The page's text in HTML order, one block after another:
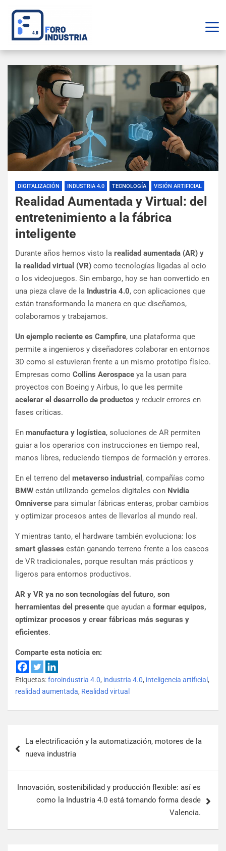
DIGITALIZACIÓN INDUSTRIA 4.0 TECNOLOGÍA VISIÓN ARTIFICIAL
Realidad Aumentada y Virtual: del
entretenimiento a la fábrica
inteligente
Durante años hemos visto la realidad aumentada (AR) y
la realidad virtual (VR) como tecnologías ligadas al ocio
o los videojuegos. Sin embargo, hoy se han convertido en
una pieza clave de la Industria 4.0, con aplicaciones que
están transformando la manera en que diseñamos,
colaboramos y trabajamos.
Un ejemplo reciente es Campfire, una plataforma que
permite a ingenieros y diseñadores colaborar en entornos
3D como si estuvieran frente a un mismo prototipo físico.
Empresas como Collins Aerospace ya la usan para
proyectos con Boeing y Airbus, lo que les permite
acelerar el desarrollo de productos y reducir errores en
fases críticas.
En manufactura y logística, soluciones de AR permiten
guiar a los operarios con instrucciones en tiempo real,
manos libres, reduciendo tiempos de formación y errores.
En el terreno del metaverso industrial , compañías como
BMW están utilizando gemelos digitales con Nvidia
Omniverse para simular fábricas enteras, probar cambios
y optimizar procesos antes de llevarlos al mundo real.
Y mientras tanto, el hardware también evoluciona: los
smart glasses están ganando terreno frente a los cascos
de VR tradicionales, porque resultan más prácticos y
ligeros para entornos productivos.
AR y VR ya no son tecnologías del futuro, son
herramientas del presente que ayudan a formar equipos,
optimizar procesos y crear fábricas más seguras y
eficientes.
Comparte esta noticia en:
Etiquetas:foroindustria 4.0, industria 4.0, inteligencia artificial ,
realidad aumentada, Realidad virtual
La electrificación y la automatización, motores de la
nueva industria
Innovación, sostenibilidad y producción flexible: así es
como la Industria 4.0 está tomando forma desde
Valencia.